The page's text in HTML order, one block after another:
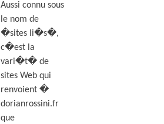
Aussi connu sous
le nom de
�sites li�s�,
c�est la
vari�t� de
sites Web qui
renvoient �
dorianrossini.fr
que